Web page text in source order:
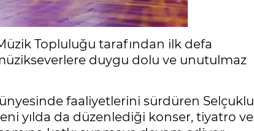
Topluluğu tarafından ilk defa
duygu dolu ve unutulmaz
faaliyetlerini sürdüren Selçuklu
yılda da düzenlediği konser, tiyatro ve